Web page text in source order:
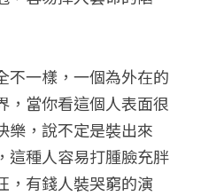
不一樣，一個為外在的
，當你看這個人表面很
樂，說不定是裝出來
這種人容易打腫臉充胖
，有錢人裝哭窮的演